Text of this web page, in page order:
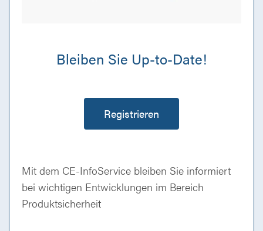
Bleiben Sie Up-to-Date!
Registrieren
Mit dem CE-InfoService bleiben Sie informiert
bei wichtigen Entwicklungen im Bereich
Produktsicherheit